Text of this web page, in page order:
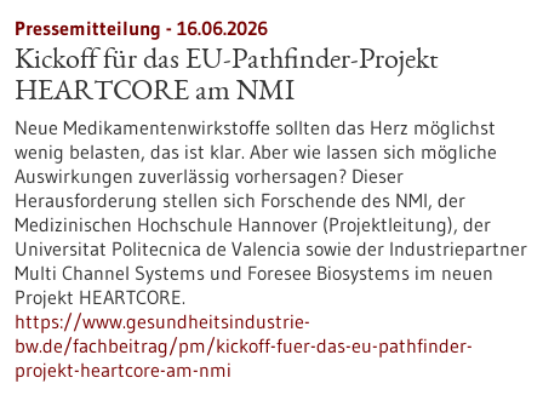
Pressemitteilung - 16.06.2026
Kickoff für das EU-Pathfinder-Projekt
HEARTCORE am NMI
Neue Medikamentenwirkstoffe sollten das Herz möglichst
wenig belasten, das ist klar. Aber wie lassen sich mögliche
Auswirkungen zuverlässig vorhersagen? Dieser
Herausforderung stellen sich Forschende des NMI, der
Medizinischen Hochschule Hannover (Projektleitung), der
Universitat Politecnica de Valencia sowie der Industriepartner
Multi Channel Systems und Foresee Biosystems im neuen
Projekt HEARTCORE.
https://www.gesundheitsindustrie-
bw.de/fachbeitrag/pm/kickoff-fuer-das-eu-pathfinder-
projekt-heartcore-am-nmi